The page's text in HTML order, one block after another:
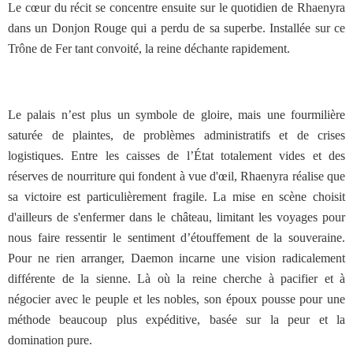
Le cœur du récit se concentre ensuite sur le quotidien de Rhaenyra
dans un Donjon Rouge qui a perdu de sa superbe. Installée sur ce
Trône de Fer tant convoité, la reine déchante rapidement.
Le palais n’est plus un symbole de gloire, mais une fourmilière
saturée de plaintes, de problèmes administratifs et de crises
logistiques. Entre les caisses de l’État totalement vides et des
réserves de nourriture qui fondent à vue d'œil, Rhaenyra réalise que
sa victoire est particulièrement fragile. La mise en scène choisit
d'ailleurs de s'enfermer dans le château, limitant les voyages pour
nous faire ressentir le sentiment d’étouffement de la souveraine.
Pour ne rien arranger, Daemon incarne une vision radicalement
différente de la sienne. Là où la reine cherche à pacifier et à
négocier avec le peuple et les nobles, son époux pousse pour une
méthode beaucoup plus expéditive, basée sur la peur et la
domination pure.